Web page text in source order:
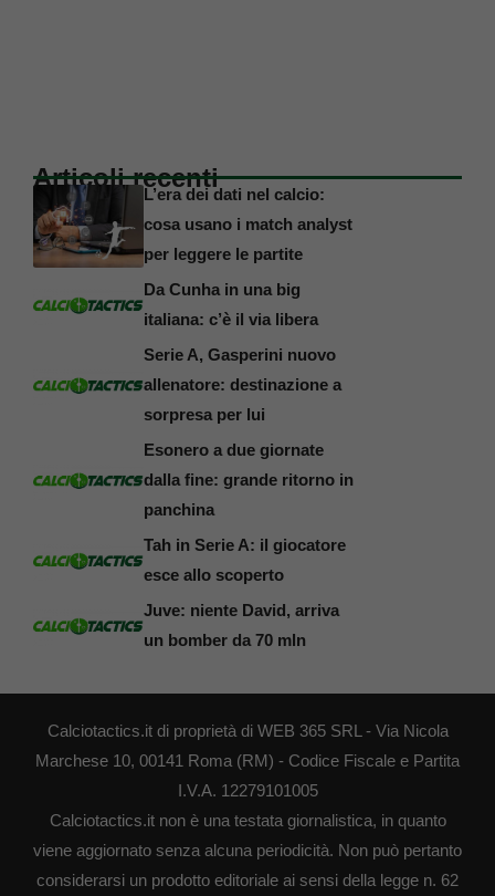
Articoli recenti
L’era dei dati nel calcio:
cosa usano i match analyst
per leggere le partite
Da Cunha in una big
italiana: c’è il via libera
Serie A, Gasperini nuovo
allenatore: destinazione a
sorpresa per lui
Esonero a due giornate
dalla fine: grande ritorno in
panchina
Tah in Serie A: il giocatore
esce allo scoperto
Juve: niente David, arriva
un bomber da 70 mln
Calciotactics.it di proprietà di WEB 365 SRL - Via Nicola
Marchese 10, 00141 Roma (RM) - Codice Fiscale e Partita
I.V.A. 12279101005
Calciotactics.it non è una testata giornalistica, in quanto
viene aggiornato senza alcuna periodicità. Non può pertanto
considerarsi un prodotto editoriale ai sensi della legge n. 62